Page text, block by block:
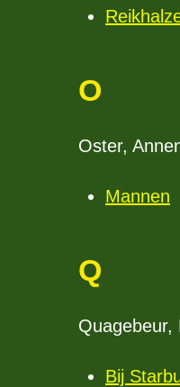
O
Oster,
Mannen
Q
Quagebeur,
Bij